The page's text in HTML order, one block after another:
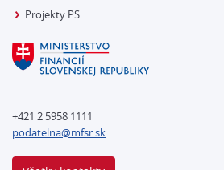
Projekty PS
+421 2 5958 1111
podatelna@mfsr.sk